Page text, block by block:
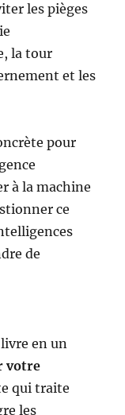
les pièges
la tour
et les
pour
à la machine
ce
de
en un
votre
qui traite
les